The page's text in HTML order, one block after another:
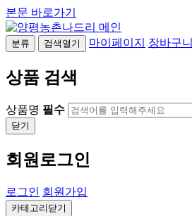
본문 바로가기
분류 검색열기 마이페이지 장바구니
상품 검색
상품명 필수
닫기
회원로그인
로그인 회원가입
카테고리닫기